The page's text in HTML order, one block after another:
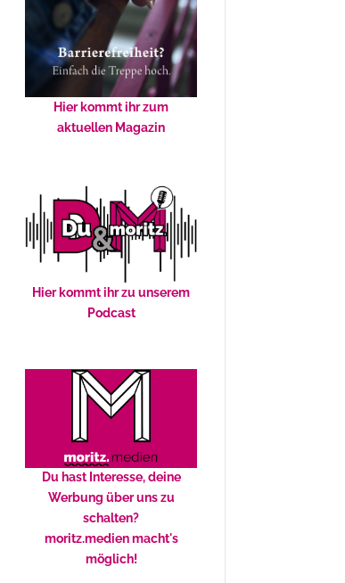
Hier kommt ihr zum
aktuellen Magazin
Hier kommt ihr zu unserem
Podcast
Du hast Interesse, deine
Werbung über uns zu
schalten?
moritz.medien macht's
möglich!